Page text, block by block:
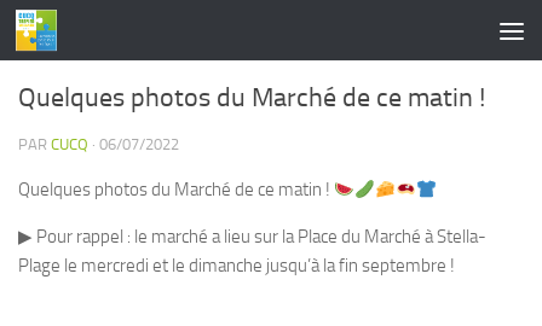
principalSkip to content
Quelques photos du Marché de ce matin !
PAR CUCQ · 06/07/2022
Quelques photos du Marché de ce matin !
▶ Pour rappel : le marché a lieu sur la Place du Marché à Stella-
Plage le mercredi et le dimanche jusqu’à la fin septembre !